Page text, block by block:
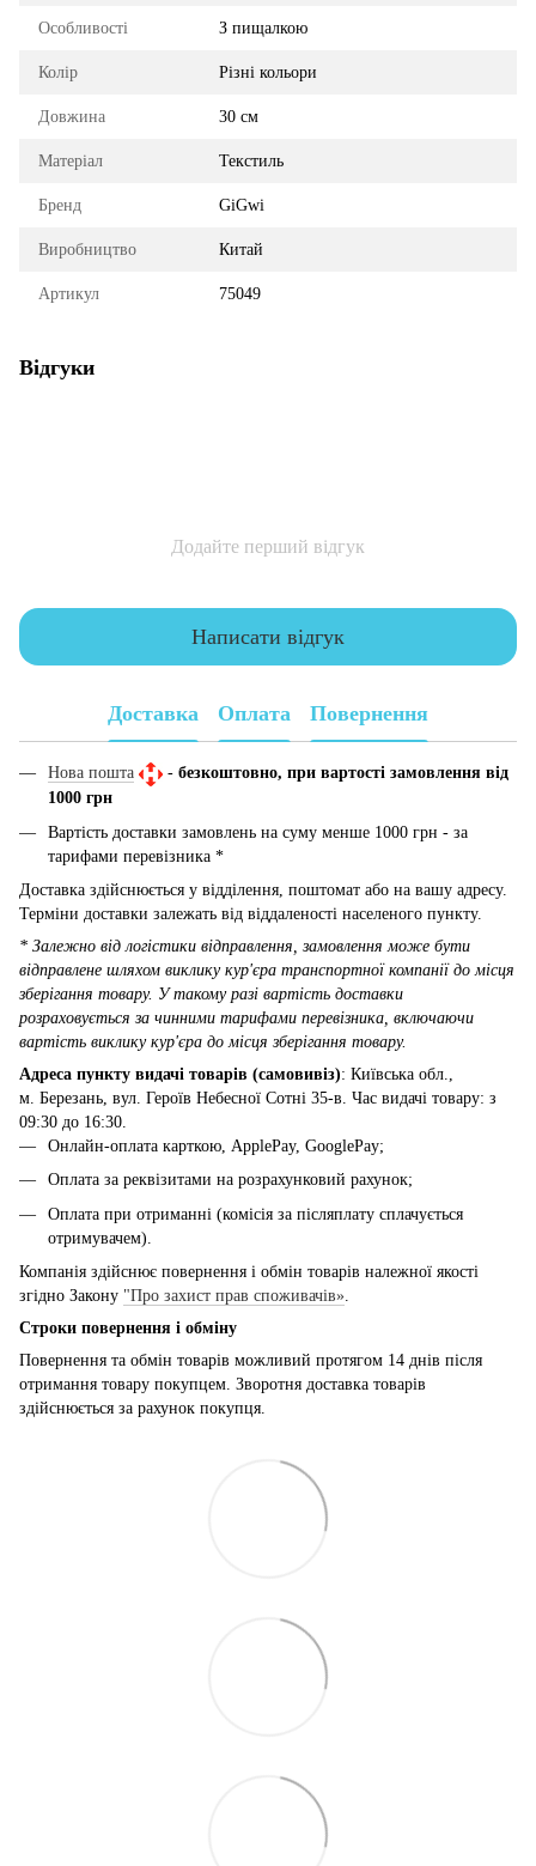
Особливості З пищалкою
Колір Різні кольори
Довжина 30 см
Матеріал Текстиль
Бренд GiGwi
Виробництво Китай
Артикул 75049
Відгуки
Додайте перший відгук
Написати відгук
Доставка Оплата Повернення
Нова пошта - безкоштовно, при вартості замовлення від
1000 грн
Вартість доставки замовлень на суму менше 1000 грн - за
тарифами перевізника *
Доставка здійснюється у відділення, поштомат або на вашу адресу.
Терміни доставки залежать від віддаленості населеного пункту.
* Залежно від логістики відправлення, замовлення може бути
відправлене шляхом виклику кур'єра транспортної компанії до місця
зберігання товару. У такому разі вартість доставки
розраховується за чинними тарифами перевізника, включаючи
вартість виклику кур'єра до місця зберігання товару.
Адреса пункту видачі товарів (самовивіз): Київська обл.,
м. Березань, вул. Героїв Небесної Сотні 35-в. Час видачі товару: з
09:30 до 16:30.
Онлайн-оплата карткою, ApplePay, GooglePay;
Оплата за реквізитами на розрахунковий рахунок;
Оплата при отриманні (комісія за післяплату сплачується
отримувачем).
Компанія здійснює повернення і обмін товарів належної якості
згідно Закону "Про захист прав споживачів».
Строки повернення і обміну
Повернення та обмін товарів можливий протягом 14 днів після
отримання товару покупцем. Зворотня доставка товарів
здійснюється за рахунок покупця.